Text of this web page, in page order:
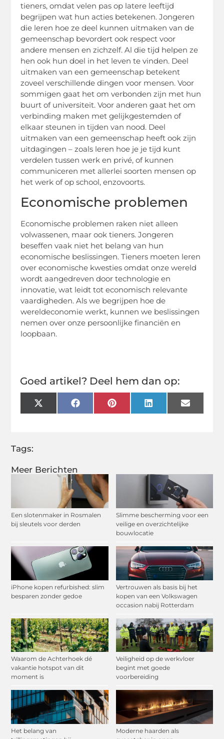
Meer Berichten
Een slotenmaker in Rosmalen
bij sleutels voor derden
Slimme bescherming voor een
veilige en overzichtelijke
bouwlocatie
iPhone kopen refurbished: slim
besparen zonder gedoe
Vertrouwen als basis bij het
kopen van een Volkswagen
occasion nabij Rotterdam
Waarom de Achterhoek dé
vakantie hotspot van dit
moment is
Veiligheid op de werkvloer
begint met goede
voorbereiding
Het belang van
Moderne haarden als
tieners, omdat velen pas op latere leeftijd
begrijpen wat hun acties betekenen. Jongeren
die leren hoe ze deel kunnen uitmaken van de
gemeenschap bevordert ook respect voor
andere mensen en zichzelf. Al die tijd helpen ze
hen ook hun doel in het leven te vinden. Deel
uitmaken van een gemeenschap betekent
zoveel verschillende dingen voor mensen. Voor
sommigen gaat het om verbonden zijn met hun
buurt of universiteit. Voor anderen gaat het om
verbinding maken met gelijkgestemden of
elkaar steunen in tijden van nood. Deel
uitmaken van een gemeenschap heeft ook zijn
uitdagingen – zoals leren hoe je je tijd kunt
verdelen tussen werk en privé, of kunnen
communiceren met allerlei soorten mensen op
het werk of op school, enzovoorts.
Economische problemen
Economische problemen raken niet alleen
volwassenen, maar ook tieners. Jongeren
beseffen vaak niet het belang van hun
economische beslissingen. Tieners moeten leren
over economische kwesties omdat onze wereld
wordt aangedreven door technologie en
innovatie, wat leidt tot economisch relevante
vaardigheden. Als we begrijpen hoe de
wereldeconomie werkt, kunnen we beslissingen
nemen over onze persoonlijke financiën en
loopbaan.
Goed artikel? Deel hem dan op:
X
(Twitter)
FacebookPinterestLinkedInEmail
Tags: